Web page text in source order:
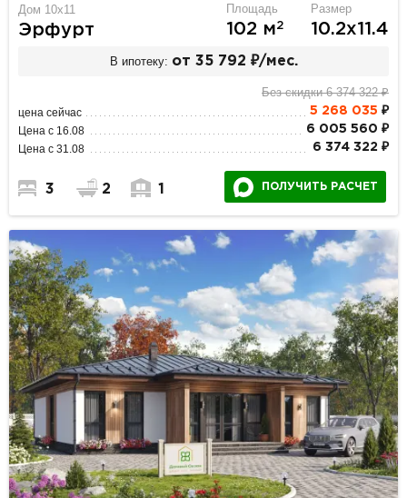
Дом 10x11
Эрфурт
Площадь
102 м2
Размер
10.2х11.4
В ипотеку: от 35 792 ₽/мес.
Без скидки 6 374 322 ₽
цена сейчас 5 268 035 ₽
Цена с 16.08 6 005 560 ₽
Цена с 31.08 6 374 322 ₽
3 2 1 ПОЛУЧИТЬ РАСЧЕТ